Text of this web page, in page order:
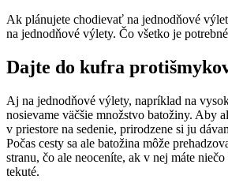
Ak plánujete chodievať na jednodňové
na jednodňové výlety. Čo všetko je
Dajte do kufra
Aj na jednodňové výlety, napríklad na
nosievame väčšie množstvo batožiny. Aby
v priestore na sedenie, prirodzene si ju
Počas cesty sa ale batožina môže
stranu, čo ale neoceníte, ak v nej máte
tekuté.